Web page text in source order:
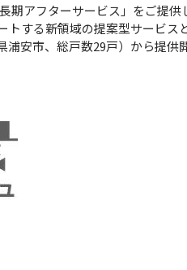
期アフターサービス」をご提供
する新領域の提案型サービス
安市、総戸数29戸）から提供